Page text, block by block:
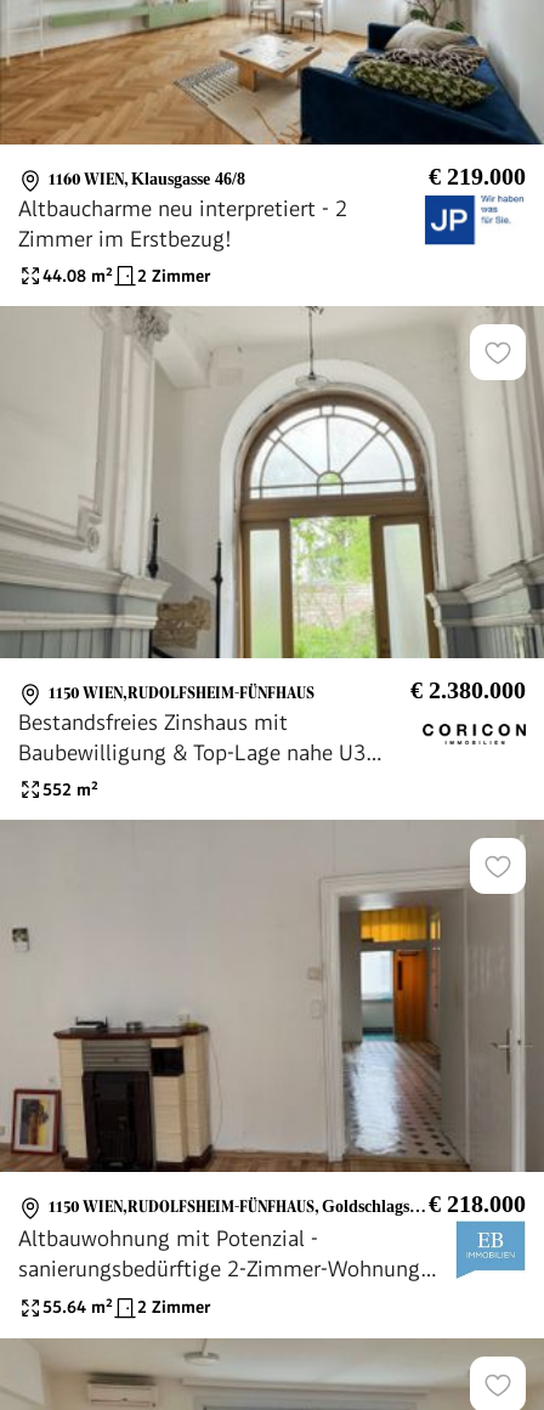
1160 WIEN, Klausgasse 46/8 € 219.000
Altbaucharme neu interpretiert - 2
Zimmer im Erstbezug!
44.08 m² 2 Zimmer
1150 WIEN,RUDOLFSHEIM-FÜNFHAUS € 2.380.000
Bestandsfreies Zinshaus mit
Baubewilligung & Top-Lage nahe U3
Johnstraße
552 m²
1150 WIEN,RUDOLFSHEIM-FÜNFHAUS, Goldschlagstraße € 218.000
Altbauwohnung mit Potenzial -
sanierungsbedürftige 2-Zimmer-Wohnung
nahe Schönbrunn
55.64 m² 2 Zimmer